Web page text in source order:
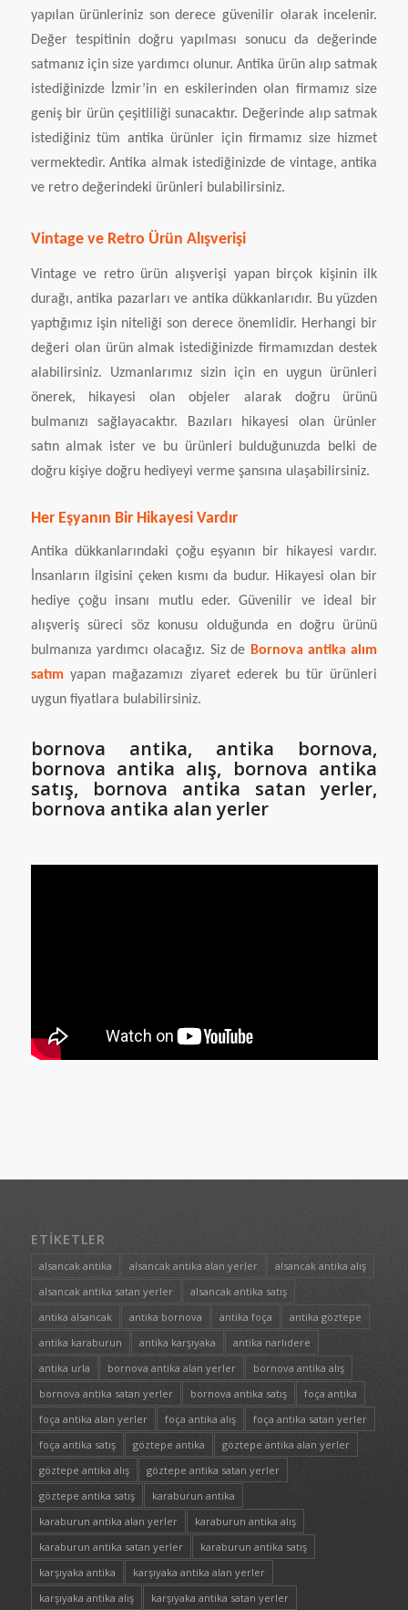
yapılan ürünleriniz son derece güvenilir olarak incelenir.
Değer tespitinin doğru yapılması sonucu da değerinde
satmanız için size yardımcı olunur. Antika ürün alıp satmak
istediğinizde İzmir’in en eskilerinden olan firmamız size
geniş bir ürün çeşitliliği sunacaktır. Değerinde alıp satmak
istediğiniz tüm antika ürünler için firmamız size hizmet
vermektedir. Antika almak istediğinizde de vintage, antika
ve retro değerindeki ürünleri bulabilirsiniz.
Vintage ve Retro Ürün Alışverişi
Vintage ve retro ürün alışverişi yapan birçok kişinin ilk
durağı, antika pazarları ve antika dükkanlarıdır. Bu yüzden
yaptığımız işin niteliği son derece önemlidir. Herhangi bir
değeri olan ürün almak istediğinizde firmamızdan destek
alabilirsiniz. Uzmanlarımız sizin için en uygun ürünleri
önerek, hikayesi olan objeler alarak doğru ürünü
bulmanızı sağlayacaktır. Bazıları hikayesi olan ürünler
satın almak ister ve bu ürünleri bulduğunuzda belki de
doğru kişiye doğru hediyeyi verme şansına ulaşabilirsiniz.
Her Eşyanın Bir Hikayesi Vardır
Antika dükkanlarındaki çoğu eşyanın bir hikayesi vardır.
İnsanların ilgisini çeken kısmı da budur. Hikayesi olan bir
hediye çoğu insanı mutlu eder. Güvenilir ve ideal bir
alışveriş süreci söz konusu olduğunda en doğru ürünü
bulmanıza yardımcı olacağız. Siz de Bornova antika alım
satımyapan mağazamızı ziyaret ederek bu tür ürünleri
uygun fiyatlara bulabilirsiniz.
bornova antika, antika bornova,
bornova antika alış, bornova antika
satış, bornova antika satan yerler,
bornova antika alan yerler
ETIKETLER
alsancak antika alsancak antika alan yerler
alsancak antika alış
alsancak antika satan yerler
alsancak antika satış
antika alsancak
antika bornova antika foça
antika göztepe
antika karaburun
antika karşıyaka
antika narlıdere
antika urla
bornova antika alan yerler
bornova antika alış
bornova antika satan yerler
bornova antika satış
foça antika
foça antika alan yerler
foça antika alış
foça antika satan yerler
foça antika satış
göztepe antika
göztepe antika alan yerler
göztepe antika alış
göztepe antika satan yerler
göztepe antika satış
karaburun antika
karaburun antika alan yerler
karaburun antika alış
karaburun antika satan yerler
karaburun antika satış
karşıyaka antika
karşıyaka antika alan yerler
karşıyaka antika alış
karşıyaka antika satan yerler